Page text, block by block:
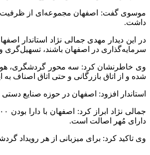
موسوی گفت: اصفهان مجموعه‌ای از
داشت.
در این دیدار مهدی جمالی نژاد استاندار
سرمایه‌گذاری در اصفهان باشند، تسهیل‌گری
وی خاطرنشان کرد: سه محور گردشگری،
شده و از اتاق بازرگانی و حتی اتاق اصناف به
استاندار افزود: اصفهان در حوزه صنایع دستی
جمالی نژاد ابراز کرد: اصفهان با دارا بودن ۲۰۰ رشته هنری صنایع دستی، سه عنوان بین
دارای مُهر اصالت است.
وی تاکید کرد: برای میزبانی از هر رویداد